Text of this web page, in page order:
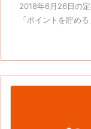
2018年6月26日の
「ポイントを貯め